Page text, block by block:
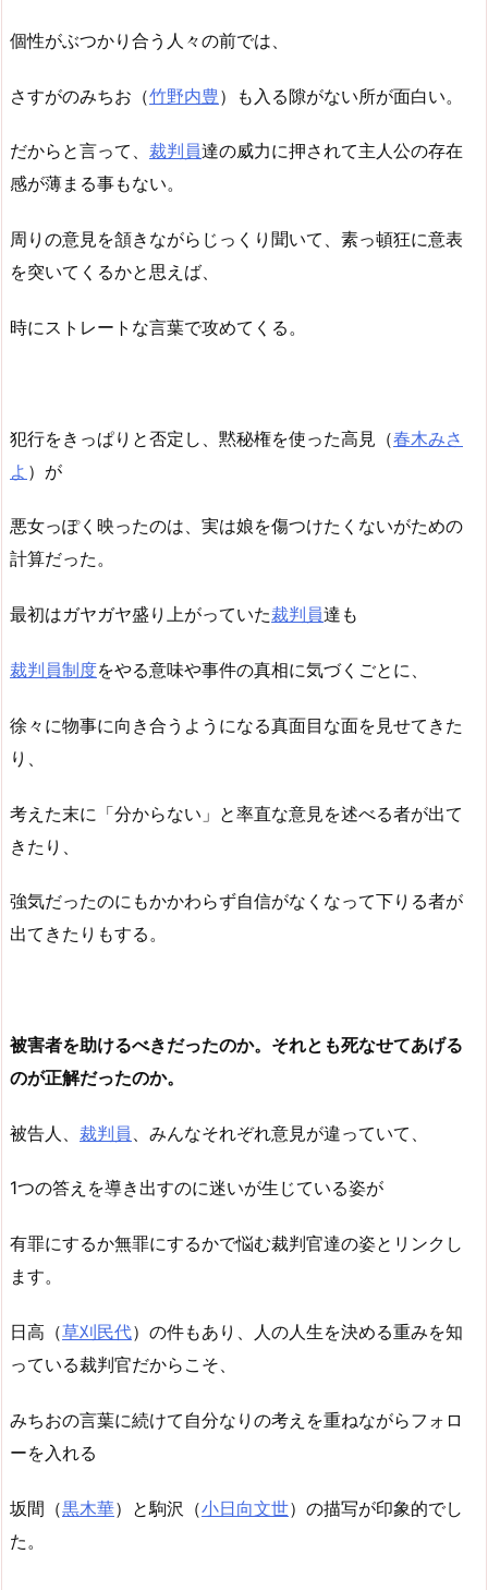
個性がぶつかり合う人々の前では、
さすがのみちお（竹野内豊）も入る隙がない所が面白い。
だからと言って、 裁判員達の威力に押されて主人公の存在
感が薄まる事もない。
周りの意見を頷きながらじっくり聞いて、素っ頓狂に意表
を突いてくるかと思えば、
時にストレートな言葉で攻めてくる。
犯行をきっぱりと否定し、黙秘権を使った高見（春木みさ
よ ）が
悪女っぽく映ったのは、実は娘を傷つけたくないがための
計算だった。
最初はガヤガヤ盛り上がっていた裁判員達も
裁判員制度をやる意味や事件の真相に気づくごとに、
徐々に物事に向き合うようになる真面目な面を見せてきた
り、
考えた末に「分からない」と率直な意見を述べる者が出て
きたり、
強気だったのにもかかわらず自信がなくなって下りる者が
出てきたりもする。
被害者を助けるべきだったのか。それとも死なせてあげる
のが正解だったのか。
被告人、 裁判員 、みんなそれぞれ意見が違っていて、
1つの答えを導き出すのに迷いが生じている姿が
有罪にするか無罪にするかで悩む裁判官達の姿とリンクし
ます。
日高（草刈民代）の件もあり、人の人生を決める重みを知
っている裁判官だからこそ、
みちおの言葉に続けて自分なりの考えを重ねながらフォロ
ーを入れる
坂間（黒木華）と駒沢（小日向文世）の描写が印象的でし
た。